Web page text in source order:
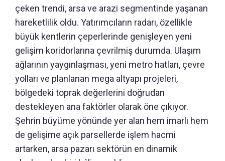
çeken trendi, arsa ve arazi segmentinde yaşanan
hareketlilik oldu. Yatırımcıların radarı, özellikle
büyük kentlerin çeperlerinde genişleyen yeni
gelişim koridorlarına çevrilmiş durumda. Ulaşım
ağlarının yaygınlaşması, yeni metro hatları, çevre
yolları ve planlanan mega altyapı projeleri,
bölgedeki toprak değerlerini doğrudan
destekleyen ana faktörler olarak öne çıkıyor.
Şehrin büyüme yönünde yer alan hem imarlı hem
de gelişime açık parsellerde işlem hacmi
artarken, arsa pazarı sektörün en dinamik